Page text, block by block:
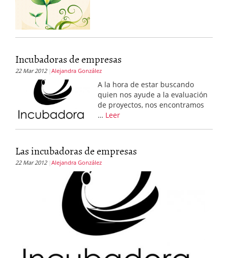
Incubadoras de empresas
22 Mar 2012 Alejandra González
A la hora de estar buscando
quien nos ayude a la evaluación
de proyectos, nos encontramos
… Leer
Las incubadoras de empresas
22 Mar 2012 Alejandra González